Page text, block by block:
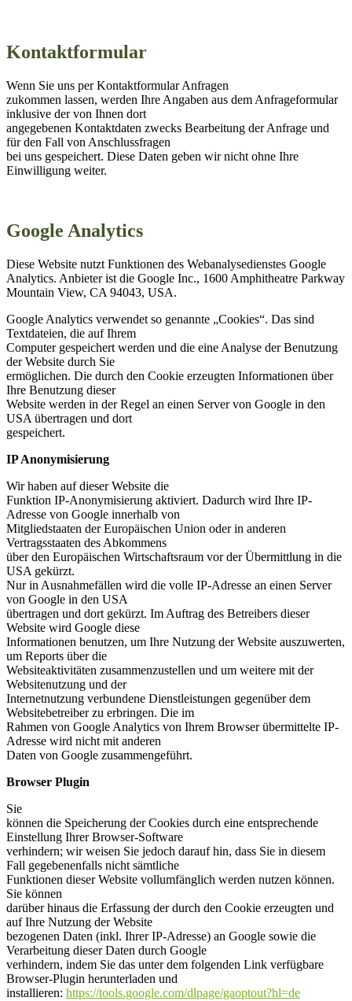
Kontaktformular
Wenn Sie uns per Kontaktformular Anfragen
zukommen lassen, werden Ihre Angaben aus dem Anfrageformular
inklusive der von Ihnen dort
angegebenen Kontaktdaten zwecks Bearbeitung der Anfrage und
für den Fall von Anschlussfragen
bei uns gespeichert. Diese Daten geben wir nicht ohne Ihre
Einwilligung weiter.
Google Analytics
Diese Website nutzt Funktionen des Webanalysedienstes Google
Analytics. Anbieter ist die Google Inc., 1600 Amphitheatre Parkway
Mountain View, CA 94043, USA.
Google Analytics verwendet so genannte „Cookies“. Das sind
Textdateien, die auf Ihrem
Computer gespeichert werden und die eine Analyse der Benutzung
der Website durch Sie
ermöglichen. Die durch den Cookie erzeugten Informationen über
Ihre Benutzung dieser
Website werden in der Regel an einen Server von Google in den
USA übertragen und dort
gespeichert.
IP Anonymisierung
Wir haben auf dieser Website die
Funktion IP-Anonymisierung aktiviert. Dadurch wird Ihre IP-
Adresse von Google innerhalb von
Mitgliedstaaten der Europäischen Union oder in anderen
Vertragsstaaten des Abkommens
über den Europäischen Wirtschaftsraum vor der Übermittlung in die
USA gekürzt.
Nur in Ausnahmefällen wird die volle IP-Adresse an einen Server
von Google in den USA
übertragen und dort gekürzt. Im Auftrag des Betreibers dieser
Website wird Google diese
Informationen benutzen, um Ihre Nutzung der Website auszuwerten,
um Reports über die
Websiteaktivitäten zusammenzustellen und um weitere mit der
Websitenutzung und der
Internetnutzung verbundene Dienstleistungen gegenüber dem
Websitebetreiber zu erbringen. Die im
Rahmen von Google Analytics von Ihrem Browser übermittelte IP-
Adresse wird nicht mit anderen
Daten von Google zusammengeführt.
Browser Plugin
Sie
können die Speicherung der Cookies durch eine entsprechende
Einstellung Ihrer Browser-Software
verhindern; wir weisen Sie jedoch darauf hin, dass Sie in diesem
Fall gegebenenfalls nicht sämtliche
Funktionen dieser Website vollumfänglich werden nutzen können.
Sie können
darüber hinaus die Erfassung der durch den Cookie erzeugten und
auf Ihre Nutzung der Website
bezogenen Daten (inkl. Ihrer IP-Adresse) an Google sowie die
Verarbeitung dieser Daten durch Google
verhindern, indem Sie das unter dem folgenden Link verfügbare
Browser-Plugin herunterladen und
installieren: https://tools.google.com/dlpage/gaoptout?hl=de